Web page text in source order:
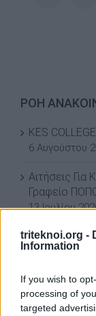
triteknoi.org -
Information
If you wish to
processing of
targeted
ΡΟΗ
KES COLLEGE
6 Αυγούστου
Αιτήσεις
Γραφείο
13 Ιουλίου
ΒΡΑΒΕΥΣΕΙΣ
3 Ιουλίου 2026
ΕΚΠΤΩΣΗ
3 Ιουλίου 2026